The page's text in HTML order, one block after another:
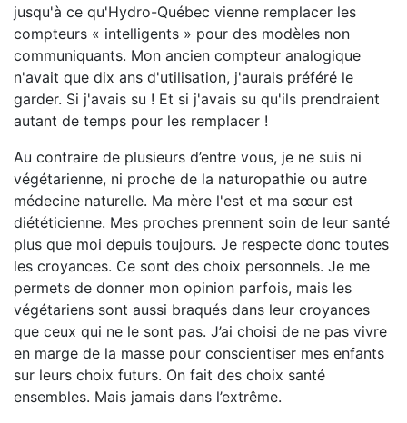
jusqu'à ce qu'Hydro-Québec vienne remplacer les
compteurs « intelligents » pour des modèles non
communiquants. Mon ancien compteur analogique
n'avait que dix ans d'utilisation, j'aurais préféré le
garder. Si j'avais su ! Et si j'avais su qu'ils prendraient
autant de temps pour les remplacer !
Au contraire de plusieurs d’entre vous, je ne suis ni
végétarienne, ni proche de la naturopathie ou autre
médecine naturelle. Ma mère l'est et ma sœur est
diététicienne. Mes proches prennent soin de leur santé
plus que moi depuis toujours. Je respecte donc toutes
les croyances. Ce sont des choix personnels. Je me
permets de donner mon opinion parfois, mais les
végétariens sont aussi braqués dans leur croyances
que ceux qui ne le sont pas. J’ai choisi de ne pas vivre
en marge de la masse pour conscientiser mes enfants
sur leurs choix futurs. On fait des choix santé
ensembles. Mais jamais dans l’extrême.